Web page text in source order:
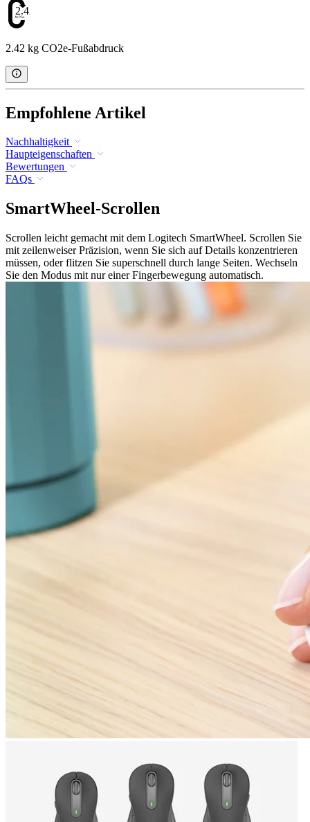
2.42
2.42 kg CO2e-Fußabdruck
Empfohlene Artikel
Nachhaltigkeit
Haupteigenschaften
Bewertungen
FAQs
SmartWheel-Scrollen
Scrollen leicht gemacht mit dem Logitech SmartWheel. Scrollen Sie
mit zeilenweiser Präzision, wenn Sie sich auf Details konzentrieren
müssen, oder flitzen Sie superschnell durch lange Seiten. Wechseln
Sie den Modus mit nur einer Fingerbewegung automatisch.